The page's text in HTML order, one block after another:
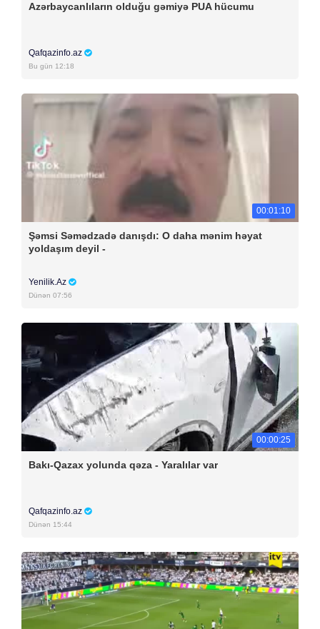
Azərbaycanlıların olduğu gəmiyə PUA hücumu
Qafqazinfo.az
Bu gün 12:18
00:01:10
Şəmsi Səmədzadə danışdı: O daha mənim həyat
yoldaşım deyil -
Yenilik.Az
Dünən 07:56
00:00:25
Bakı-Qazax yolunda qəza - Yaralılar var
Qafqazinfo.az
Dünən 15:44